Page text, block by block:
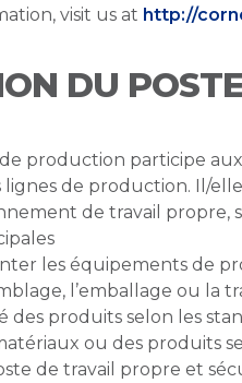
visit us at http://
DU
production participe
de production. Il/
de travail propre,
les équipements de
l’emballage ou la
des produits selon les
ou des produits
de travail propre et